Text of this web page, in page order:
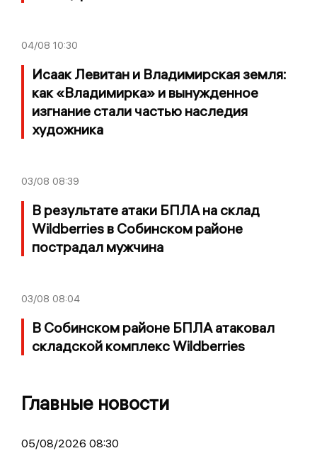
04/08 10:30
Исаак Левитан и Владимирская земля:
как «Владимирка» и вынужденное
изгнание стали частью наследия
художника
03/08 08:39
В результате атаки БПЛА на склад
Wildberries в Собинском районе
пострадал мужчина
03/08 08:04
В Собинском районе БПЛА атаковал
складской комплекс Wildberries
Главные новости
05/08/2026 08:30